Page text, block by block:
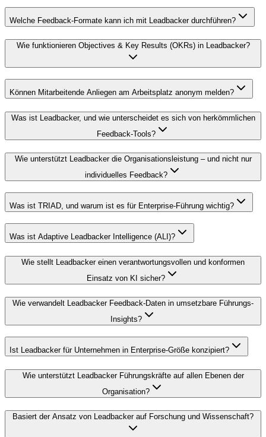
Welche Feedback-Formate kann ich mit Leadbacker durchführen?
Wie funktionieren Objectives & Key Results (OKRs) in Leadbacker?
Können Mitarbeitende Anliegen am Arbeitsplatz anonym melden?
Was ist Leadbacker, und wie unterscheidet es sich von herkömmlichen
Feedback-Tools?
Wie unterstützt Leadbacker die Organisationsleistung – und nicht nur
individuelles Feedback?
Was ist TRIAD, und warum ist es für Enterprise-Führung wichtig?
Was ist Adaptive Leadbacker Intelligence (ALI)?
Wie stellt Leadbacker einen verantwortungsvollen und konformen
Einsatz von KI sicher?
Wie verwandelt Leadbacker Feedback-Daten in umsetzbare Führungs-
Insights?
Ist Leadbacker für Unternehmen in Enterprise-Größe konzipiert?
Wie unterstützt Leadbacker Führungskräfte auf allen Ebenen der
Organisation?
Basiert der Ansatz von Leadbacker auf Forschung und Wissenschaft?